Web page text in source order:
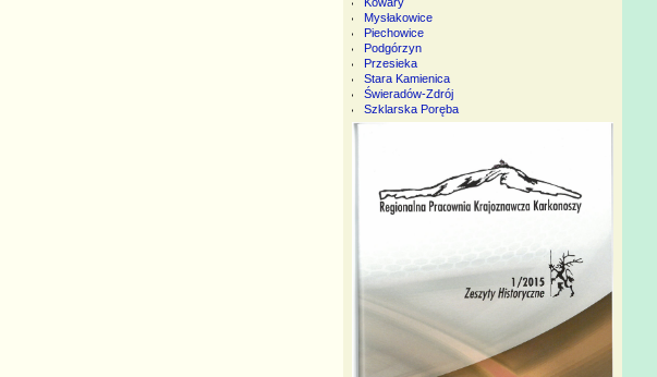
Mysłakowice
Piechowice
Podgórzyn
Przesieka
Stara Kamienica
Świeradów-Zdrój
Szklarska Poręba